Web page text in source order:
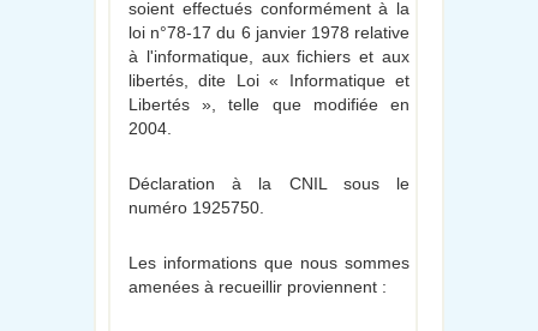
soient effectués conformément à la
loi n°78-17 du 6 janvier 1978 relative
à l'informatique, aux fichiers et aux
libertés, dite Loi « Informatique et
Libertés », telle que modifiée en
2004.
Déclaration à la CNIL sous le
numéro 1925750.
Les informations que nous sommes
amenées à recueillir proviennent :